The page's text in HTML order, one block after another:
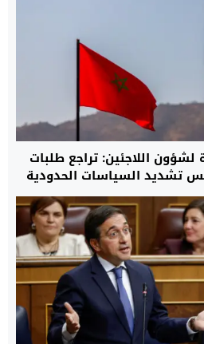
مفوضية الأمم المتحدة لشؤون اللاجئين: تراجع طلبات
تشديد السياسات الحدودية
مع المغرب